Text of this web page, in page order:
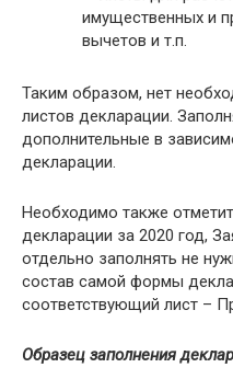
имущественных и
вычетов и т.п.
Таким образом, нет
листов декларации.
дополнительные в
декларации.
Необходимо также
декларации за 2020 год,
отдельно заполнять не
состав самой формы
соответствующий лист –
Образец заполнения